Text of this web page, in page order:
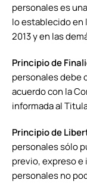
personales es
lo establecido en
2013 y en las
Principio de
personales debe
acuerdo con la
informada al
Principio de
personales sólo
previo, expreso
personales no